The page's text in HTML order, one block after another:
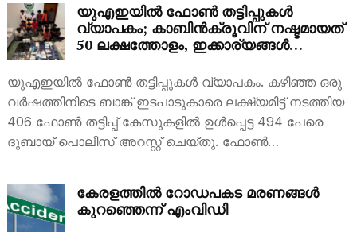
യുഎഇയില്‍ ഫോണ്‍ തട്ടിപ്പുകള്‍
വ്യാപകം; കാബിന്‍ക്രൂവിന് നഷ്ടമായത്
50 ലക്ഷത്തോളം, ഇക്കാര്യങ്ങള്‍
യുഎഇയില്‍ ഫോണ്‍ തട്ടിപ്പുകള്‍ വ്യാപകം. കഴിഞ്ഞ ഒരു
വര്‍ഷത്തിനിടെ ബാങ്ക് ഇടപാടുകാരെ ലക്ഷ്യമിട്ട് നടത്തിയ
406 ഫോണ്‍ തട്ടിപ്പ് കേസുകളില്‍ ഉള്‍പ്പെട്ട 494 പേരെ
ദുബായ് പൊലീസ് അറസ്റ്റ് ചെയ്തു. ഫോണ്‍…
കേരളത്തിൽ റോഡപകട മരണങ്ങൾ
കുറഞ്ഞെന്ന് എംവിഡി